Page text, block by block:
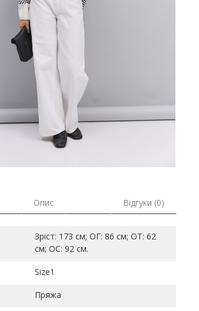
Опис Відгуки (0)
Зріст: 173 см; ОГ: 86 см; ОТ: 62
см; ОС: 92 см.
Size1
Пряжа